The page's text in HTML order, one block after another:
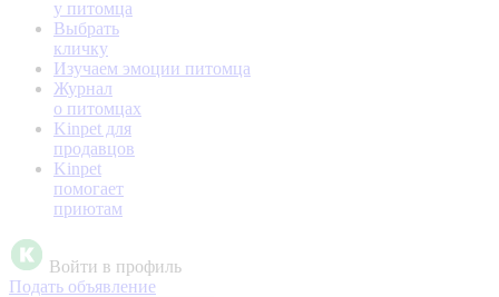
у питомца
Выбрать
кличку
Изучаем эмоции питомца
Журнал
о питомцах
Kinpet для
продавцов
Kinpet
помогает
приютам
Войти в профиль
Подать объявление